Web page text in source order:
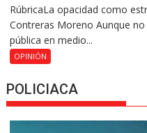
RúbricaLa opacidad como
Contreras Moreno Aunque
pública en medio...
OPINIÓN
POLICIACA